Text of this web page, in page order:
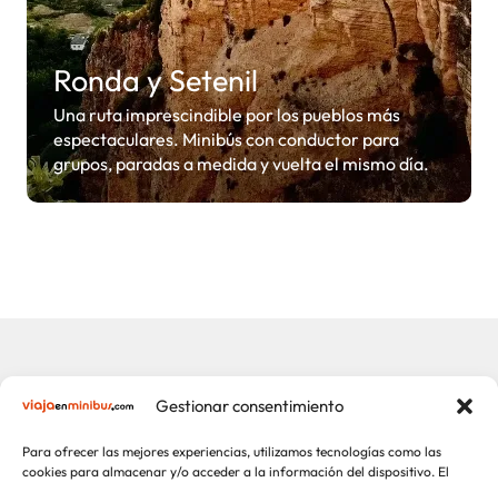
Gestionar consentimiento
Para ofrecer las mejores experiencias, utilizamos tecnologías como las
cookies para almacenar y/o acceder a la información del dispositivo. El
Ronda y Setenil
Una ruta imprescindible por los pueblos más
espectaculares. Minibús con conductor para
grupos, paradas a medida y vuelta el mismo día.
Quiénes somos